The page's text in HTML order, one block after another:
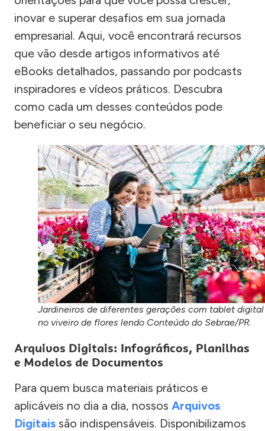
inovar e superar desafios em sua jornada
empresarial. Aqui, você encontrará recursos
que vão desde artigos informativos até
eBooks detalhados, passando por podcasts
inspiradores e vídeos práticos. Descubra
como cada um desses conteúdos pode
beneficiar o seu negócio.
Jardineiros de diferentes gerações com tablet digital
no viveiro de flores lendo Conteúdo do Sebrae/PR.
Arquivos Digitais: Infográficos, Planilhas
e Modelos de Documentos
Para quem busca materiais práticos e
aplicáveis no dia a dia, nossos Arquivos
Digitais são indispensáveis. Disponibilizamos